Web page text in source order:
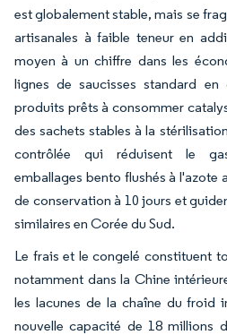
est globalement stable, mais se
artisanales à faible teneur en
moyen à un chiffre dans les
lignes de saucisses standard en
produits prêts à consommer
des sachets stables à la
contrôlée qui réduisent le
emballages bento flushés à l'azote
de conservation à 10 jours et
similaires en Corée du Sud.
Le frais et le congelé constituent
notamment dans la Chine
les lacunes de la chaîne du froid
nouvelle capacité de 18 millions